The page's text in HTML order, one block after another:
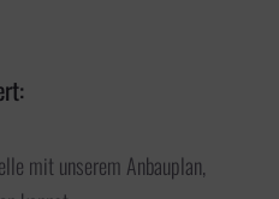
mit unserem Anbauplan,